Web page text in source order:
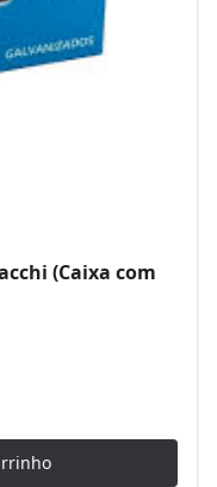
(Caixa com